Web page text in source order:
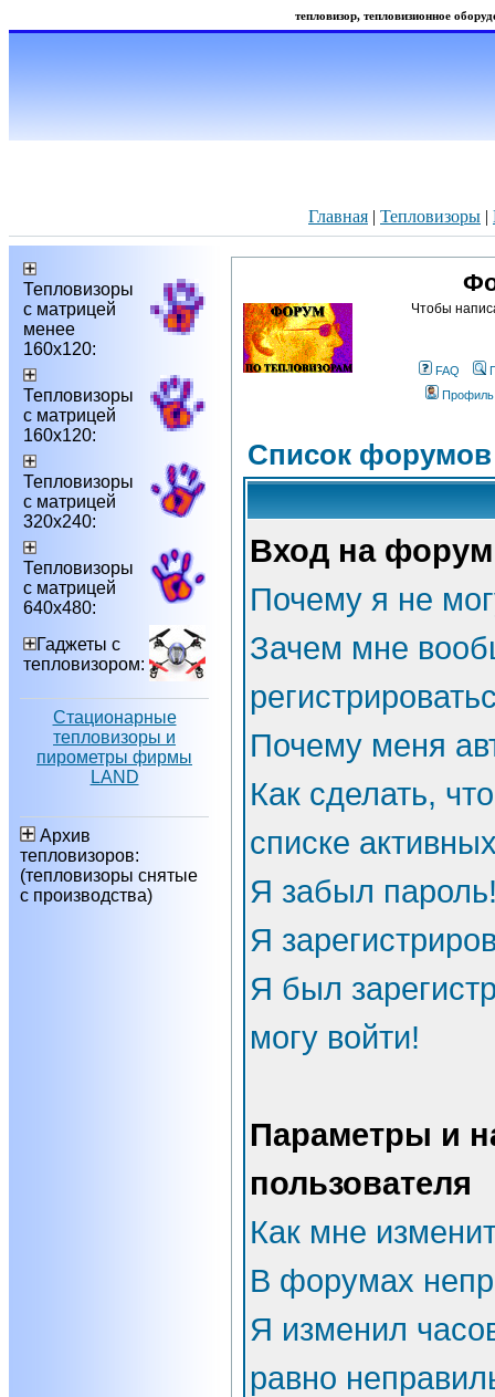
тепловизор, тепловизионное
Главная | Тепловизоры |
Тепловизоры
с матрицей
менее
160х120:
Тепловизоры
с матрицей
160х120:
Тепловизоры
с матрицей
320х240:
Тепловизоры
с матрицей
640х480:
Гаджеты с
тепловизором:
Стационарные
тепловизоры и
пирометры фирмы
LAND
Архив
тепловизоров:
(тепловизоры снятые
с производства)
Чтобы
FAQ
Профиль
Список
Вход на форум
Почему я не
Зачем мне
Почему меня
Как сделать,
списке
Я забыл
Я
Я был
могу войти!
Параметры и
пользователя
Как мне
В форумах
Я изменил
равно